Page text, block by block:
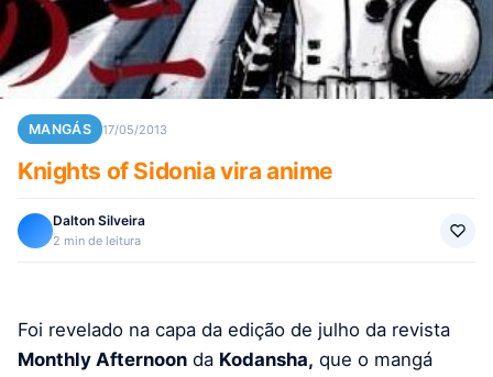
MANGÁS 17/05/2013
Knights of Sidonia vira anime
Dalton Silveira
2 min de leitura
Foi revelado na capa da edição de julho da revista
Monthly Afternoon da Kodansha, que o mangá